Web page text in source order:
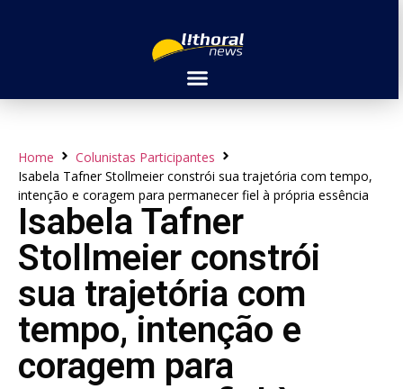
Home
Colunistas Participantes
Isabela Tafner Stollmeier constrói sua trajetória com tempo,
intenção e coragem para permanecer fiel à própria essência
Isabela Tafner
Stollmeier constrói
sua trajetória com
tempo, intenção e
coragem para